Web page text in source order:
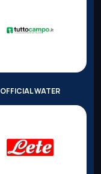
OFFICIAL WATER